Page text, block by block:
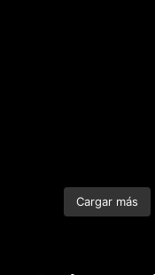
Cargar más